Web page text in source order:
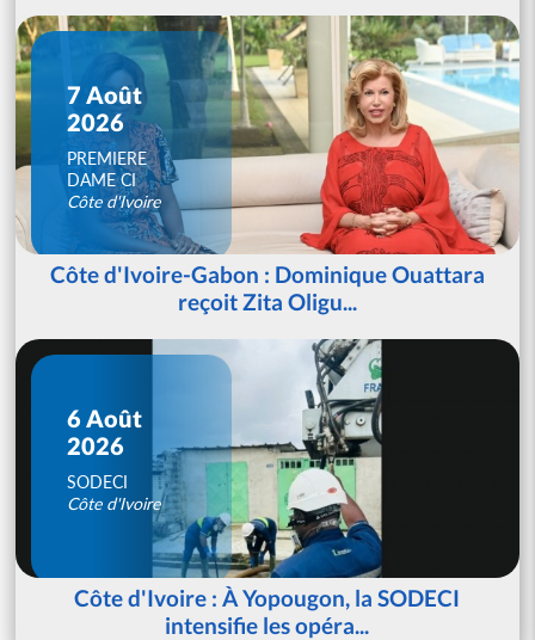
7 Août
2026
PREMIERE
DAME CI
Côte d'Ivoire
Côte d'Ivoire-Gabon : Dominique Ouattara
reçoit Zita Oligu...
6 Août
2026
SODECI
Côte d'Ivoire
Côte d'Ivoire : À Yopougon, la SODECI
intensifie les opéra...